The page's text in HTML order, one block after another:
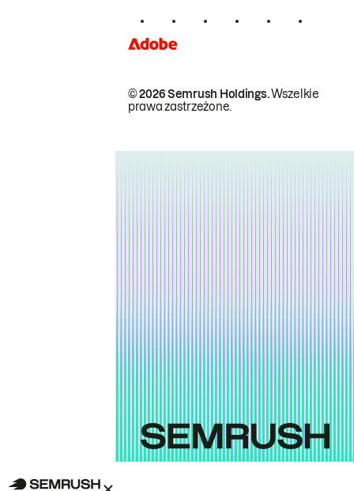
© 2026 Semrush Holdings.Wszelkie
prawa zastrzeżone.